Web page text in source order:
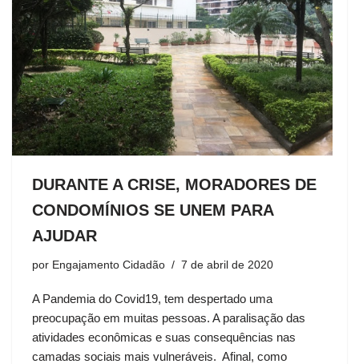
DURANTE A CRISE, MORADORES DE
CONDOMÍNIOS SE UNEM PARA
AJUDAR
por Engajamento Cidadão 7 de abril de 2020
A Pandemia do Covid19, tem despertado uma
preocupação em muitas pessoas. A paralisação das
atividades econômicas e suas consequências nas
camadas sociais mais vulneráveis. Afinal, como